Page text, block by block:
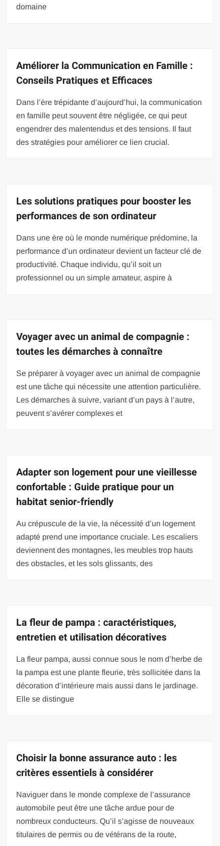
domaine
Améliorer la Communication en Famille :
Conseils Pratiques et Efficaces
Dans l’ère trépidante d’aujourd’hui, la communication
en famille peut souvent être négligée, ce qui peut
engendrer des malentendus et des tensions. Il faut
des stratégies pour améliorer ce lien crucial.
Les solutions pratiques pour booster les
performances de son ordinateur
Dans une ère où le monde numérique prédomine, la
performance d’un ordinateur devient un facteur clé de
productivité. Chaque individu, qu’il soit un
professionnel ou un simple amateur, aspire à
Voyager avec un animal de compagnie :
toutes les démarches à connaître
Se préparer à voyager avec un animal de compagnie
est une tâche qui nécessite une attention particulière.
Les démarches à suivre, variant d’un pays à l’autre,
peuvent s’avérer complexes et
Adapter son logement pour une vieillesse
confortable : Guide pratique pour un
habitat senior-friendly
Au crépuscule de la vie, la nécessité d’un logement
adapté prend une importance cruciale. Les escaliers
deviennent des montagnes, les meubles trop hauts
des obstacles, et les sols glissants, des
La fleur de pampa : caractéristiques,
entretien et utilisation décoratives
La fleur pampa, aussi connue sous le nom d’herbe de
la pampa est une plante fleurie, très sollicitée dans la
décoration d’intérieure mais aussi dans le jardinage.
Elle se distingue
Choisir la bonne assurance auto : les
critères essentiels à considérer
Naviguer dans le monde complexe de l’assurance
automobile peut être une tâche ardue pour de
nombreux conducteurs. Qu’il s’agisse de nouveaux
titulaires de permis ou de vétérans de la route,